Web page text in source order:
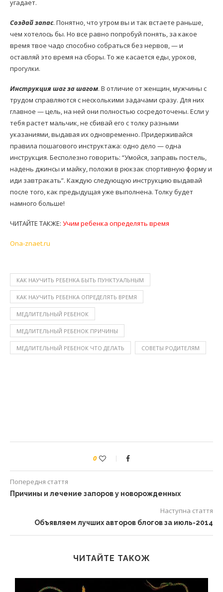
угадает.
Создай запас. Понятно, что утром вы и так встаете раньше,
чем хотелось бы. Но все равно попробуй понять, за какое
время твое чадо способно собраться без нервов, — и
оставляй это время на сборы. То же касается еды, уроков,
прогулки.
Инструкция шаг за шагом. В отличие от женщин, мужчины с
трудом справляются с несколькими задачами сразу. Для них
главное — цель, на ней они полностью сосредоточены. Если у
тебя растет мальчик, не сбивай его с толку разными
указаниями, выдавая их одновременно. Придерживайся
правила пошагового инструктажа: одно дело — одна
инструкция. Бесполезно говорить: “Умойся, заправь постель,
надень джинсы и майку, положи в рюкзак спортивную форму и
иди завтракать”. Каждую следующую инструкцию выдавай
после того, как предыдущая уже выполнена. Толку будет
намного больше!
ЧИТАЙТЕ ТАКЖЕ: Учим ребенка определять время
Оna-znaet.ru
КАК НАУЧИТЬ РЕБЕНКА БЫТЬ ПУНКТУАЛЬНЫМ
КАК НАУЧИТЬ РЕБЕНКА ОПРЕДЕЛЯТЬ ВРЕМЯ
МЕДЛИТЕЛЬНЫЙ РЕБЕНОК
МЕДЛИТЕЛЬНЫЙ РЕБЕНОК ПРИЧИНЫ
МЕДЛИТЕЛЬНЫЙ РЕБЕНОК ЧТО ДЕЛАТЬ СОВЕТЫ РОДИТЕЛЯМ
0
Попередня стаття
Причины и лечение запоров у новорожденных
Наступна стаття
Объявляем лучших авторов блогов за июль-2014
ЧИТАЙТЕ ТАКОЖ